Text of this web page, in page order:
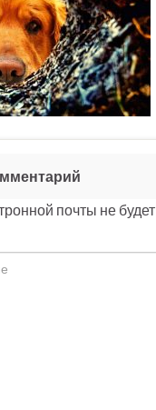
почты не будет